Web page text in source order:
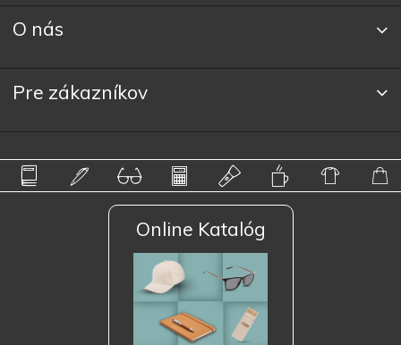
O nás
Pre zákazníkov
Online Katalóg